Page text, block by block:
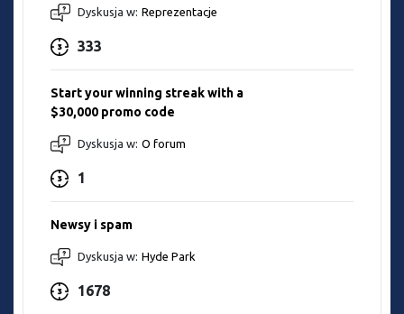
Dyskusja w: Reprezentacje
333
Start your winning streak with a
$30,000 promo code
Dyskusja w: O forum
1
Newsy i spam
Dyskusja w: Hyde Park
1678